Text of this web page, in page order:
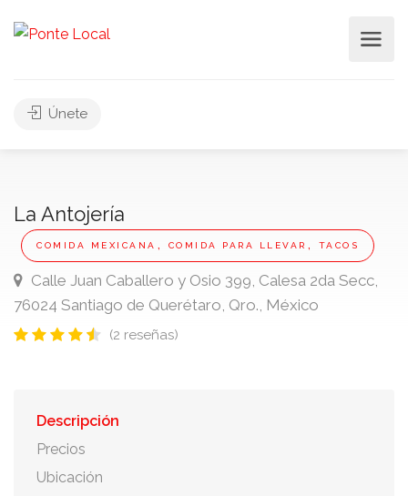
Únete
La Antojería
COMIDA MEXICANA , COMIDA PARA LLEVAR , TACOS
Calle Juan Caballero y Osio 399, Calesa 2da Secc,
76024 Santiago de Querétaro, Qro., México
(2 reseñas)
Descripción
Precios
Ubicación